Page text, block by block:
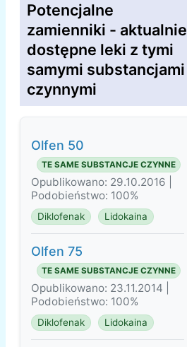
Potencjalne
zamienniki - aktualnie
dostępne leki z tymi
samymi substancjami
czynnymi
Olfen 50
TE SAME SUBSTANCJE CZYNNE
Opublikowano: 29.10.2016 |
Podobieństwo: 100%
Diklofenak Lidokaina
Olfen 75
TE SAME SUBSTANCJE CZYNNE
Opublikowano: 23.11.2014 |
Podobieństwo: 100%
Diklofenak Lidokaina